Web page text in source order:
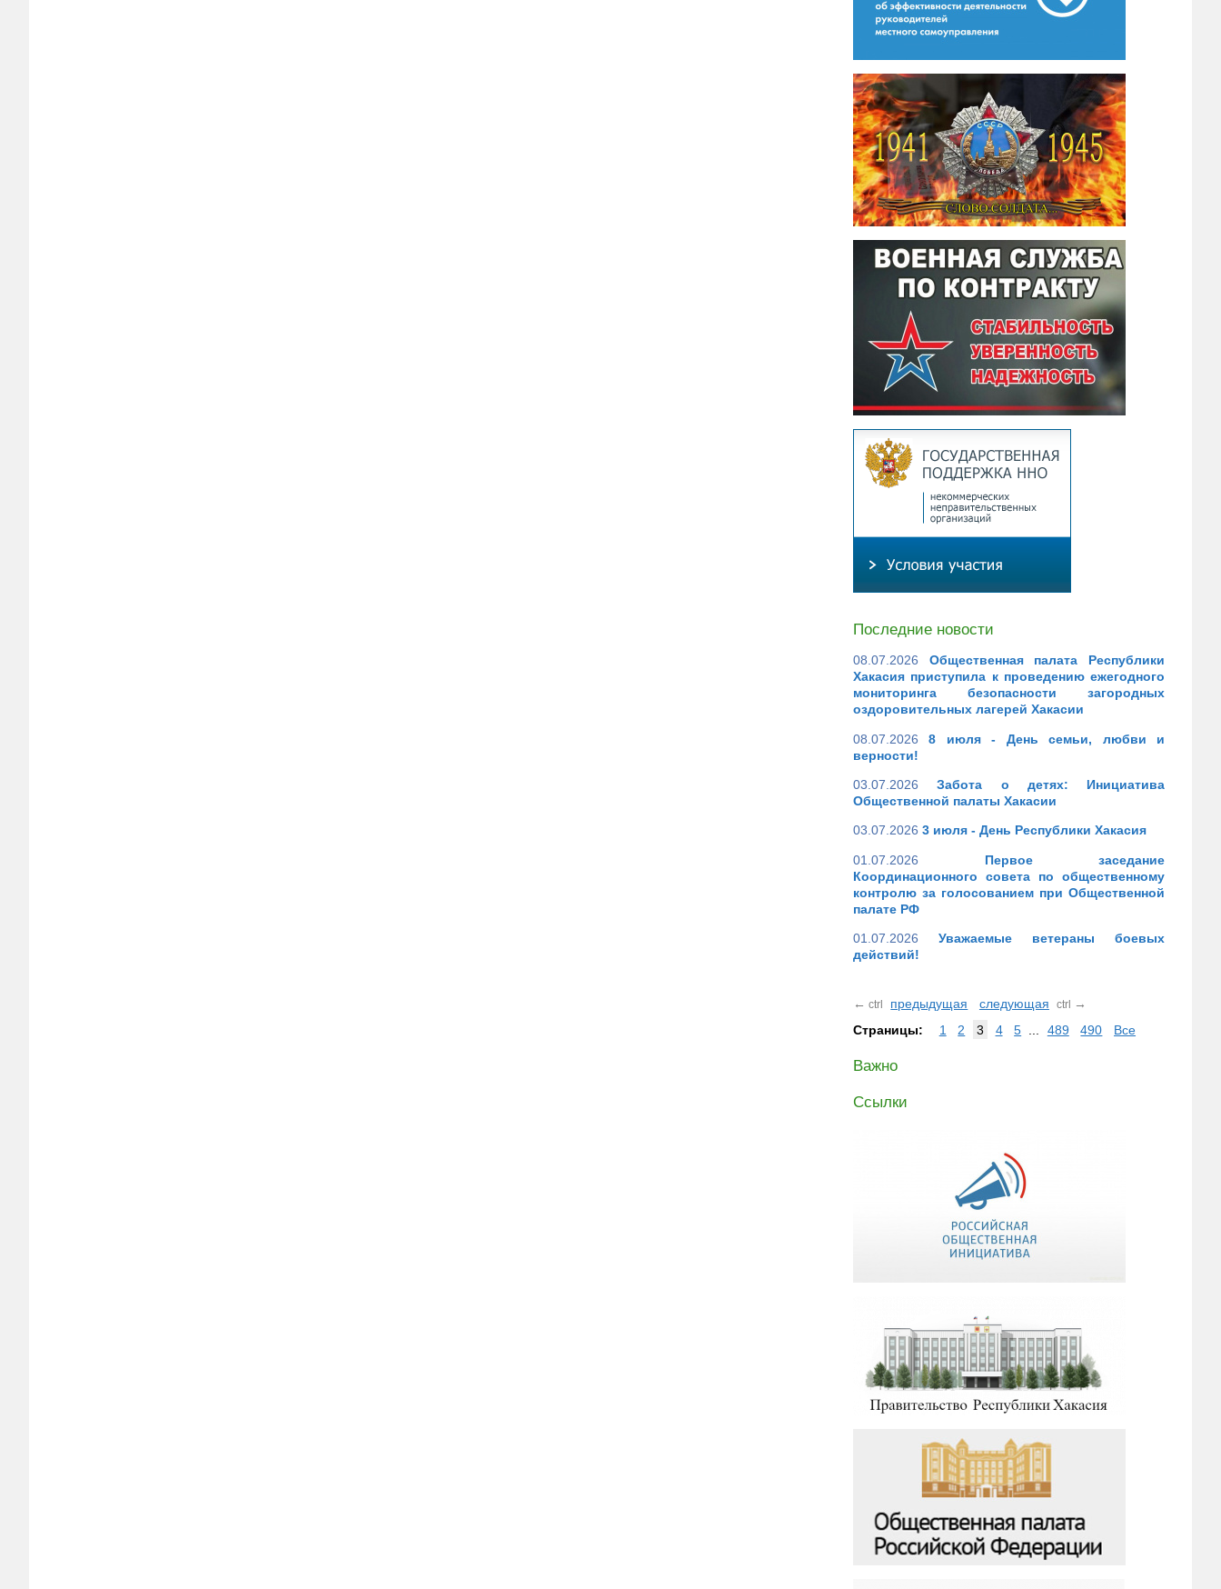
Последние новости
08.07.2026
Общественная палата Республики
Хакасия приступила к проведению ежегодного
мониторинга безопасности загородных
оздоровительных лагерей Хакасии
08.07.2026
8 июля - День семьи, любви и
верности!
03.07.2026
Забота о детях: Инициатива
Общественной палаты Хакасии
03.07.2026 3 июля - День Республики Хакасия
01.07.2026
Первое заседание
Координационного совета по общественному
контролю за голосованием при Общественной
палате РФ
01.07.2026
Уважаемые ветераны боевых
действий!
← ctrl предыдущая следующая ctrl →
Страницы:
1 2 3 4 5 489 490 Все
Важно
Ссылки